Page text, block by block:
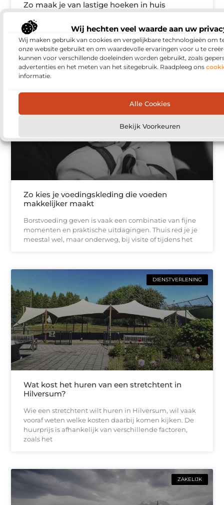
Wij hechten veel waarde aan uw
Wij maken gebruik van cookies en vergelijkbare technologieën om
onze website gebruikt en om waardevolle ervaringen voor u te
kunnen voor verschillende doeleinden worden gebruikt, zoals
advertenties en het meten van het sitegebruik. Raadpleeg ons
informatie.
Alle Cookies
Bekijk Voorkeuren
Zo maak je van lastige hoeken in huis
bruikbare ruimte in Oldenzaal
Een huis voelt pas echt af als alles klopt: voldoende
opbergruimte, rustige lijnen en meubels die passen
bij jouw manier van wonen. Toch lopen veel
Zo kies je voedingskleding die voeden
makkelijker maakt
Borstvoeding geven is vaak een combinatie van fijne
momenten en praktische uitdagingen. Thuis red je je
meestal wel, maar onderweg, bij visite of tijdens het
DIENSTVERLENING
Wat kost het huren van een stretchtent in
Hilversum?
Wie een stretchtent wilt huren in Hilversum, wil vaak
vooraf weten welke kosten daarbij komen kijken. De
huurprijs is afhankelijk van verschillende factoren,
zoals het
ZAKELIJK